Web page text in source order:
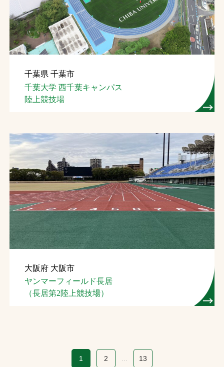
千葉県 千葉市
千葉大学 西千葉キャンパス
陸上競技場
大阪府 大阪市
ヤンマーフィールド長居
（長居第2陸上競技場）
1 2 ... 13